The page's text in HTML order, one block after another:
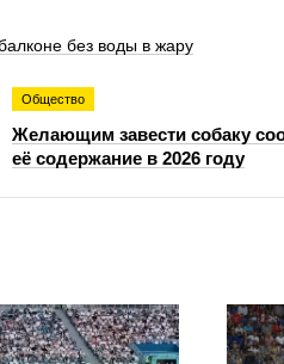
без воды в жару
Общество
Желающим завести собаку
её содержание в 2026 году